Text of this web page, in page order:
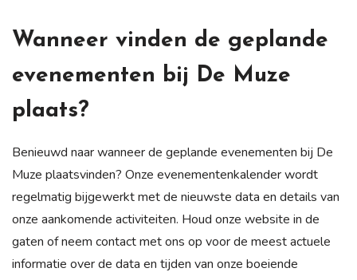
Wanneer vinden de geplande
evenementen bij De Muze
plaats?
Benieuwd naar wanneer de geplande evenementen bij De
Muze plaatsvinden? Onze evenementenkalender wordt
regelmatig bijgewerkt met de nieuwste data en details van
onze aankomende activiteiten. Houd onze website in de
gaten of neem contact met ons op voor de meest actuele
informatie over de data en tijden van onze boeiende